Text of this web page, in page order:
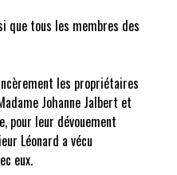
que tous les membres des
les propriétaires
Johanne Jalbert et
pour leur dévouement
Léonard a vécu
eux.